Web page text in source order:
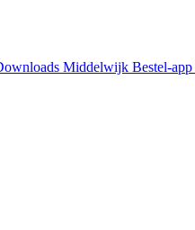
Middelwijk Bestel-app